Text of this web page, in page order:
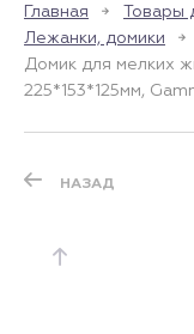
Главная
Товары
Лежанки, домики
Домик для мелких
225*153*125мм,
НАЗАД